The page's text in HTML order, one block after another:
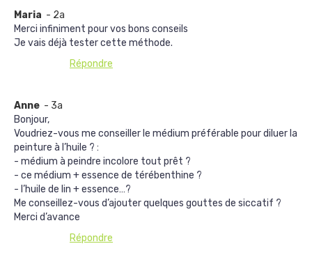
Maria - 2a
Merci infiniment pour vos bons conseils
Je vais déjà tester cette méthode.
Répondre
Anne - 3a
Bonjour,
Voudriez-vous me conseiller le médium préférable pour diluer la
peinture à l’huile ? :
- médium à peindre incolore tout prêt ?
- ce médium + essence de térébenthine ?
- l’huile de lin + essence…?
Me conseillez-vous d’ajouter quelques gouttes de siccatif ?
Merci d’avance
Répondre